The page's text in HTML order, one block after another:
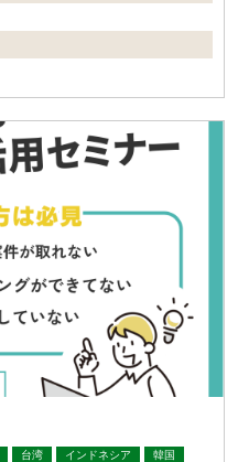
台湾 インドネシア
韓国